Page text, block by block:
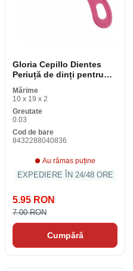
Gloria Cepillo Dientes
Periuță de dinți pentru
câini
Mărime
10 x 19 x 2
Greutate
0.03
Cod de bare
8432288040836
Au rămas puține
EXPEDIERE ÎN 24/48 ORE
5.95 RON
7.00 RON
Cumpără